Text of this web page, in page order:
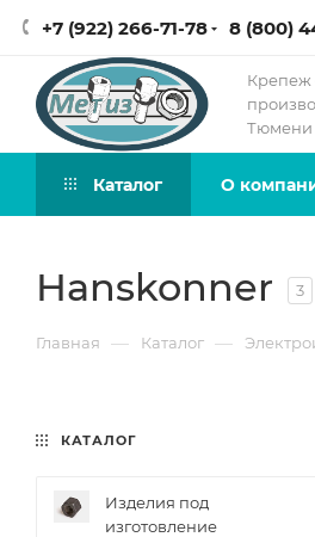
+7 (922) 266-71-78 8 (800)
Крепеж
Тюмени
Каталог О
Hanskonner 3
Главная — Каталог —
КАТАЛОГ
Изделия под
изготовление